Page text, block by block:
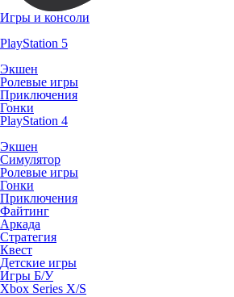
Игры и консоли
PlayStation 5
Экшен
Ролевые игры
Приключения
Гонки
PlayStation 4
Экшен
Симулятор
Ролевые игры
Гонки
Приключения
Файтинг
Аркада
Стратегия
Квест
Детские игры
Игры Б/У
Xbox Series X/S